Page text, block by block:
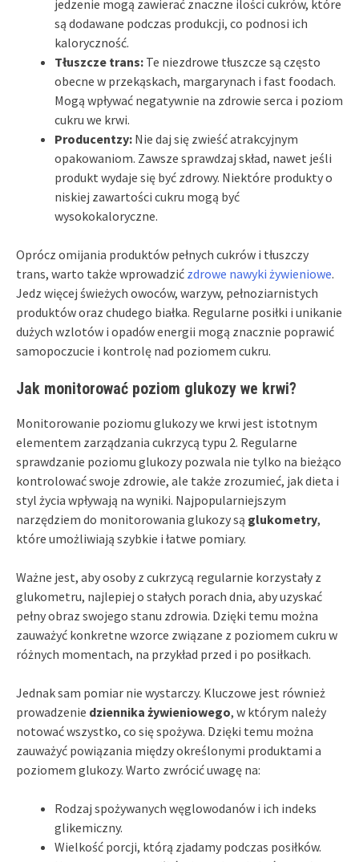
jedzenie mogą zawierać znaczne ilości cukrów, które
są dodawane podczas produkcji, co podnosi ich
kaloryczność.
Tłuszcze trans: Te niezdrowe tłuszcze są często
obecne w przekąskach, margarynach i fast foodach.
Mogą wpływać negatywnie na zdrowie serca i poziom
cukru we krwi.
Producentzy: Nie daj się zwieść atrakcyjnym
opakowaniom. Zawsze sprawdzaj skład, nawet jeśli
produkt wydaje się być zdrowy. Niektóre produkty o
niskiej zawartości cukru mogą być
wysokokaloryczne.
Oprócz omijania produktów pełnych cukrów i tłuszczy
trans, warto także wprowadzić zdrowe nawyki żywieniowe.
Jedz więcej świeżych owoców, warzyw, pełnoziarnistych
produktów oraz chudego białka. Regularne posiłki i unikanie
dużych wzlotów i opadów energii mogą znacznie poprawić
samopoczucie i kontrolę nad poziomem cukru.
Jak monitorować poziom glukozy we krwi?
Monitorowanie poziomu glukozy we krwi jest istotnym
elementem zarządzania cukrzycą typu 2. Regularne
sprawdzanie poziomu glukozy pozwala nie tylko na bieżąco
kontrolować swoje zdrowie, ale także zrozumieć, jak dieta i
styl życia wpływają na wyniki. Najpopularniejszym
narzędziem do monitorowania glukozy są glukometry,
które umożliwiają szybkie i łatwe pomiary.
Ważne jest, aby osoby z cukrzycą regularnie korzystały z
glukometru, najlepiej o stałych porach dnia, aby uzyskać
pełny obraz swojego stanu zdrowia. Dzięki temu można
zauważyć konkretne wzorce związane z poziomem cukru w
różnych momentach, na przykład przed i po posiłkach.
Jednak sam pomiar nie wystarczy. Kluczowe jest również
prowadzenie dziennika żywieniowego, w którym należy
notować wszystko, co się spożywa. Dzięki temu można
zauważyć powiązania między określonymi produktami a
poziomem glukozy. Warto zwrócić uwagę na:
Rodzaj spożywanych węglowodanów i ich indeks
glikemiczny.
Wielkość porcji, którą zjadamy podczas posiłków.